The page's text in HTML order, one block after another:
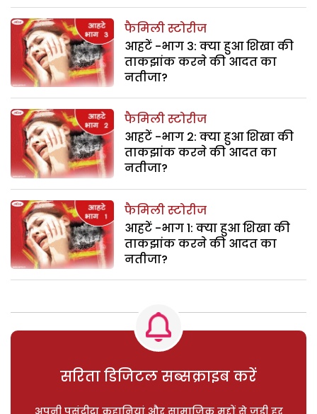
फैमिली स्टोरीज
आहटें -भाग 3: क्या हुआ शिखा की
ताकझांक करने की आदत का
नतीजा?
फैमिली स्टोरीज
आहटें -भाग 2: क्या हुआ शिखा की
ताकझांक करने की आदत का
नतीजा?
फैमिली स्टोरीज
आहटें -भाग 1: क्या हुआ शिखा की
ताकझांक करने की आदत का
नतीजा?
सरिता डिजिटल सब्सक्राइब करें